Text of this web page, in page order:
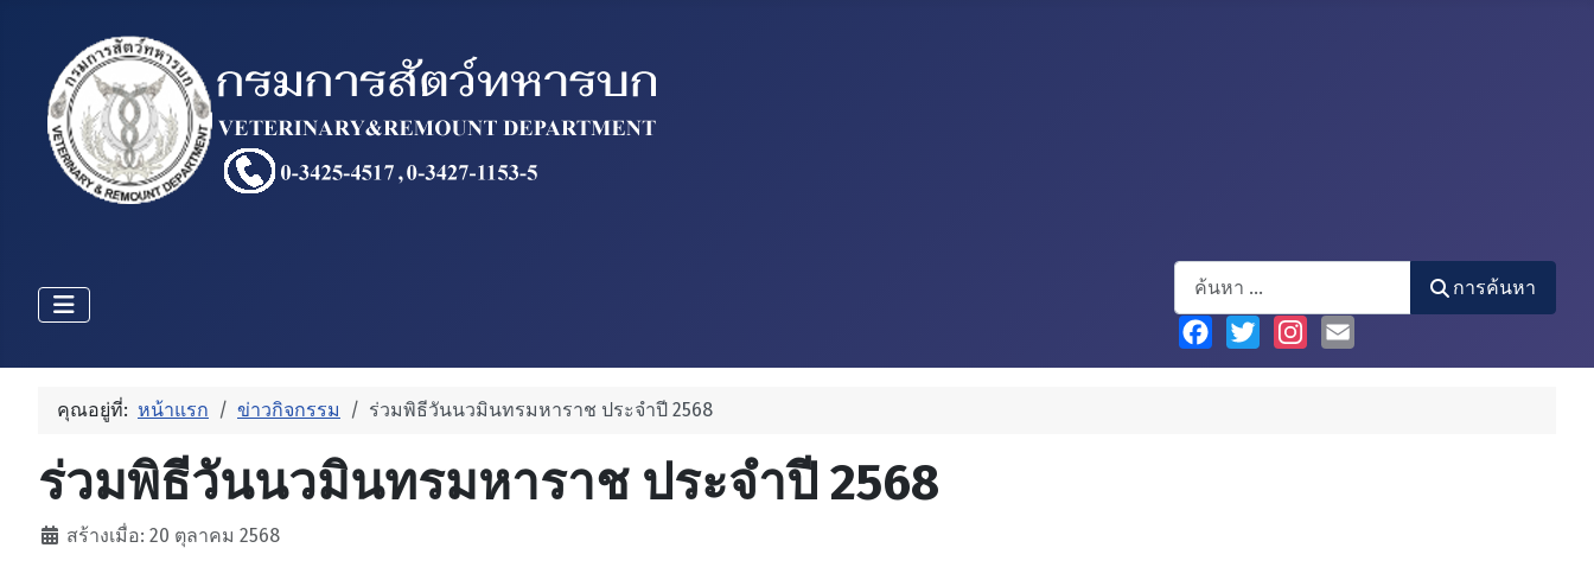
Search
การค้นหา
Facebook
TwitterInstagram
Email
คุณอยู่ที่: หน้าแรก ข่าวกิจกรรม ร่วมพิธีวันนวมินทรมหาราช ประจำปี 2568
ร่วมพิธีวันนวมินทรมหาราช ประจำปี 2568
รายละเอียด
สร้างเมื่อ: 20 ตุลาคม 2568